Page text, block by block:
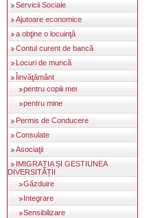
Servicii Sociale
Ajutoare economice
a obţine o locuinţă
Contul curent de bancă
Locuri de muncă
Îinvăţământ
pentru copiii mei
pentru mine
Permis de Conducere
Consulate
Asociaţii
IMIGRAȚIA ȘI GESTIUNEA
DIVERSITĂȚII
Găzduire
Integrare
Sensibilizare